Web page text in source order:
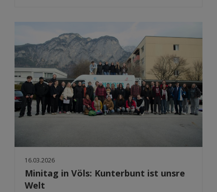
16.03.2026
Minitag in Völs: Kunterbunt ist unsre
Welt